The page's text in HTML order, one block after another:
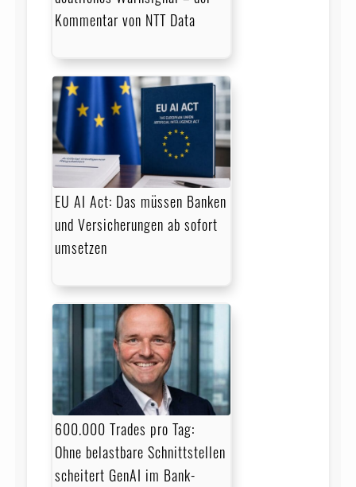
Kommentar von NTT Data
EU AI Act: Das müssen Banken
und Versicherungen ab sofort
umsetzen
600.000 Trades pro Tag:
Ohne belastbare Schnittstellen
scheitert GenAI im Bank-